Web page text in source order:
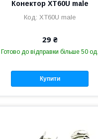
Конектор XT60U male
XT60U male
29 ₴
Готово до відправки більше 50 од.
Купити